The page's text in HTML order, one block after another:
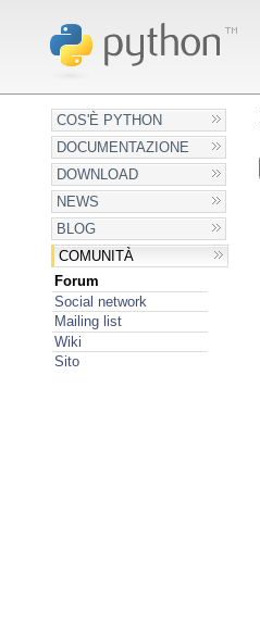
COS'È PYTHON
DOCUMENTAZIONE
DOWNLOAD
NEWS
BLOG
COMUNITÀ
Forum
Social network
Mailing list
Wiki
Sito